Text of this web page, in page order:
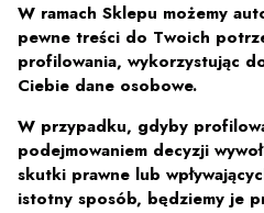
W ramach Sklepu możemy
pewne treści do Twoich
profilowania, wykorzystując
Ciebie dane osobowe.
W przypadku, gdyby
podejmowaniem decyzji
skutki prawne lub
istotny sposób, będziemy je